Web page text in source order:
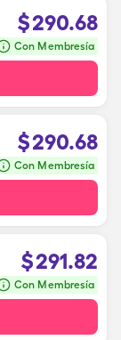
$290.68
Con Membresía
$290.68
Con Membresía
$291.82
Con Membresía